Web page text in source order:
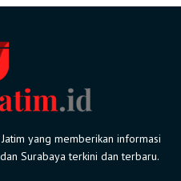
yang memberikan informasi
Surabaya terkini dan terbaru.